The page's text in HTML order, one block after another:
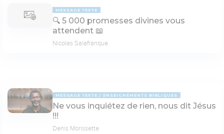
MESSAGE TEXTE
🔍 5 000 promesses divines vous
attendent 📖
Nicolas Salafranque
MESSAGE TEXTE ENSEIGNEMENTS BIBLIQUES
Ne vous inquiétez de rien, nous dit Jésus
!!!
Denis Morissette